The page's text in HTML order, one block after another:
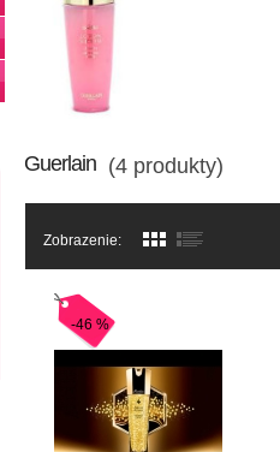
Guerlain (4 produkty)
Zobrazenie:
-46 %